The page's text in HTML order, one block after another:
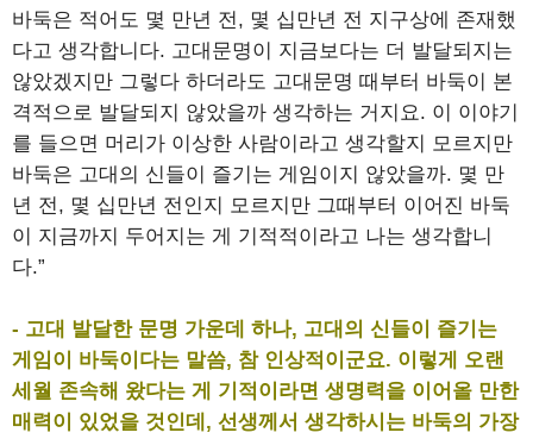
바둑은 적어도 몇 만년 전, 몇 십만년 전 지구상에 존재했
다고 생각합니다. 고대문명이 지금보다는 더 발달되지는
않았겠지만 그렇다 하더라도 고대문명 때부터 바둑이 본
격적으로 발달되지 않았을까 생각하는 거지요. 이 이야기
를 들으면 머리가 이상한 사람이라고 생각할지 모르지만
바둑은 고대의 신들이 즐기는 게임이지 않았을까. 몇 만
년 전, 몇 십만년 전인지 모르지만 그때부터 이어진 바둑
이 지금까지 두어지는 게 기적적이라고 나는 생각합니
다.”
- 고대 발달한 문명 가운데 하나, 고대의 신들이 즐기는
게임이 바둑이다는 말씀, 참 인상적이군요. 이렇게 오랜
세월 존속해 왔다는 게 기적이라면 생명력을 이어올 만한
매력이 있었을 것인데, 선생께서 생각하시는 바둑의 가장